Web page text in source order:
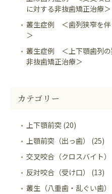
に対する非抜歯矯正治療＞
叢生症例 ＜歯列狭窄を伴
＞
叢生症例 ＜上下顎歯列の
非抜歯矯正治療＞
カテゴリー
上下顎前突 (20)
上顎前突（出っ歯） (25)
交叉咬合（クロスバイト
反対咬合（受け口） (13)
叢生（八重歯・乱ぐい歯